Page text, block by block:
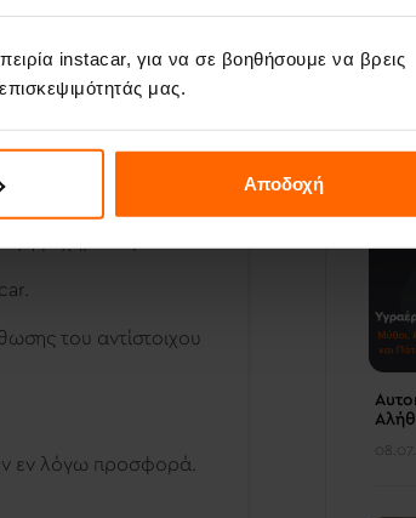
instacar, για να σε βοηθήσουμε να βρεις
μας.
Αποδοχή
από την παρέλευση
ο πελάτης έχει
μισθωτικής αξίας
ενεργές
οχήματος.
του αντίστοιχου
εν λόγω προσφορά.